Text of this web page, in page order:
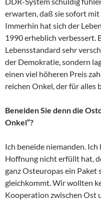
erwarten, daß sie sofort mit
Immerhin hat sich der
1990 erheblich verbessert.
Lebensstandard sehr
der Demokratie, sondern
einen viel höheren Preis
reichen Onkel, der für alles
Beneiden Sie denn die
Onkel“?
Ich beneide niemanden.
Hoffnung nicht erfüllt hat,
ganz Osteuropas ein Paket
gleichkommt. Wir wollten
Kooperation zwischen Ost